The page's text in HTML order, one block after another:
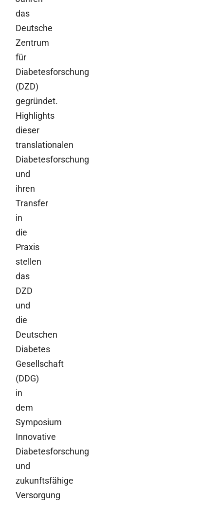
das
Deutsche
Zentrum
für
Diabetesforschung
(DZD)
gegründet.
Highlights
dieser
translationalen
Diabetesforschung
und
ihren
Transfer
in
die
Praxis
stellen
das
DZD
und
die
Deutschen
Diabetes
Gesellschaft
(DDG)
in
dem
Symposium
Innovative
Diabetesforschung
und
zukunftsfähige
Versorgung